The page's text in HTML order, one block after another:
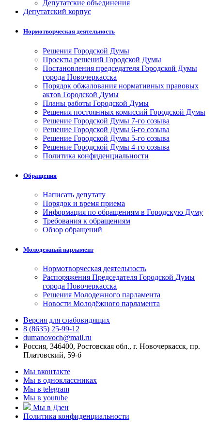
Депутатские объединения
Депутатский корпус
Нормотворческая деятельность
Решения Городской Думы
Проекты решений Городской Думы
Постановления председателя Городской Думы
города Новочеркасска
Порядок обжалования нормативных правовых
актов Городской Думы
Планы работы Городской Думы
Решения постоянных комиссий Городской Думы
Решение Городской Думы 7-го созыва
Решение Городской Думы 6-го созыва
Решение Городской Думы 5-го созыва
Решение Городской Думы 4-го созыва
Политика конфиденциальности
Обращения
Написать депутату
Порядок и время приема
Информация по обращениям в Городскую Думу
Требования к обращениям
Обзор обращений
Молодежный парламент
Нормотворческая деятельность
Распоряжения Председателя Городской Думы
города Новочеркасска
Решения Молодежного парламента
Новости Молодёжного парламента
Версия для слабовидящих
8 (8635) 25-99-12
dumanovoch@mail.ru
Россия, 346400, Ростовская обл., г. Новочеркасск, пр.
Платовский, 59-б
Мы вконтакте
Мы в одноклассниках
Мы в telegram
Мы в youtube
Мы в Дзен
Политика конфиденциальности